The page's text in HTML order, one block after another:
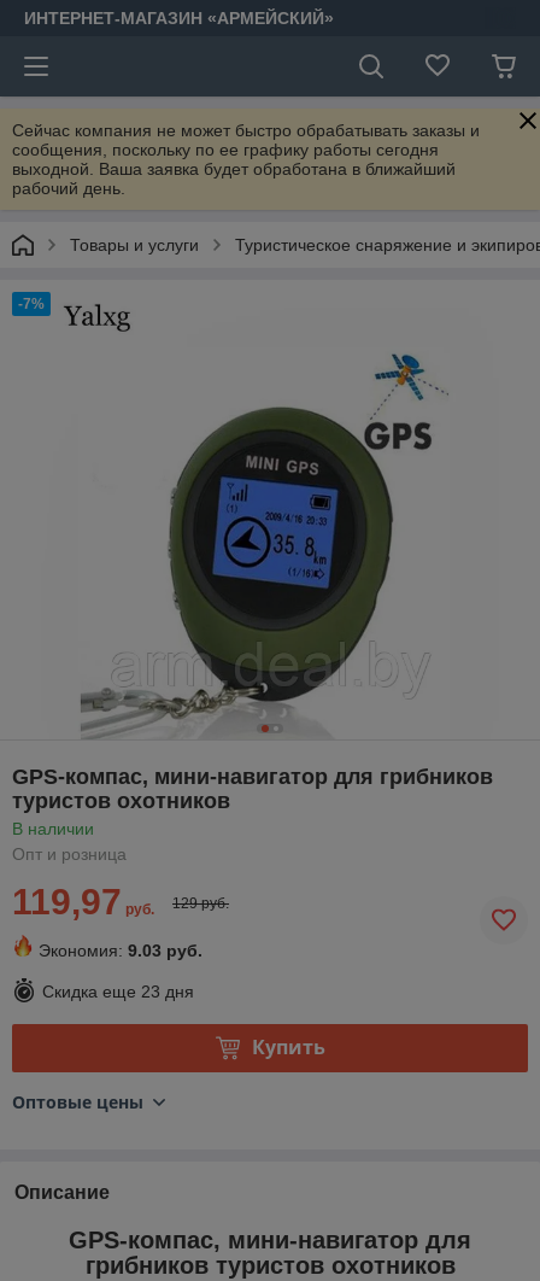
ИНТЕРНЕТ-МАГАЗИН «АРМЕЙСКИЙ»
Сейчас компания не может быстро обрабатывать заказы и
сообщения, поскольку по ее графику работы сегодня
выходной. Ваша заявка будет обработана в ближайший
рабочий день.
Товары и услуги Туристическое снаряжение и
-7%
GPS-компас, мини-навигатор для грибников
туристов охотников
В наличии
Опт и розница
119,97 руб. 129 руб.
Экономия: 9.03 руб.
Скидка еще 23 дня
Купить
Оптовые цены
Описание
GPS-компас, мини-навигатор для
грибников туристов охотников